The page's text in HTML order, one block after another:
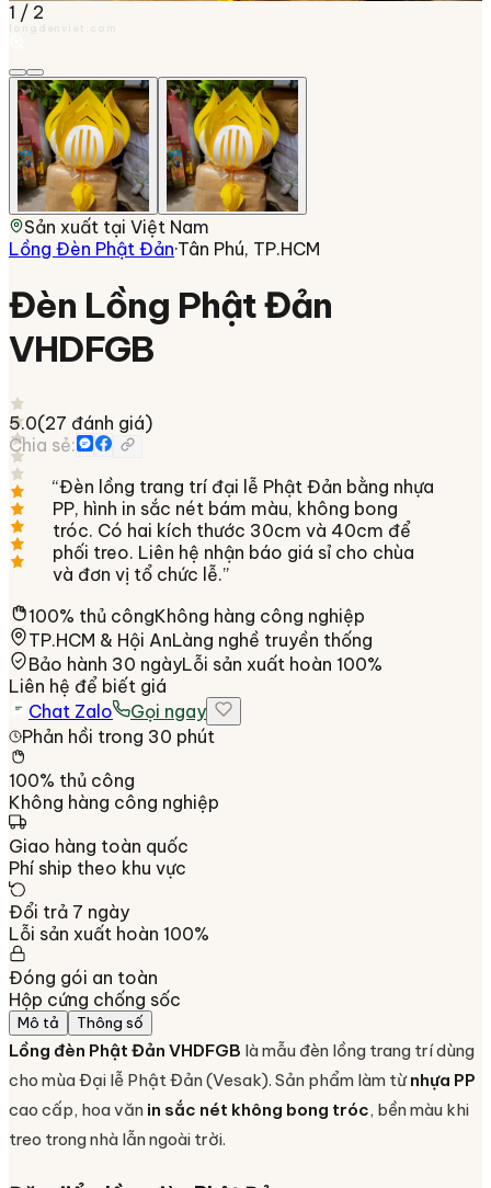
1 / 2
longdenviet.com
Sản xuất tại Việt Nam
Lồng Đèn Phật Đản·Tân Phú, TP.HCM
Đèn Lồng Phật Đản
VHDFGB
5.0(27 đánh giá)
Chia sẻ:
“Đèn lồng trang trí đại lễ Phật Đản bằng nhựa
PP, hình in sắc nét bám màu, không bong
tróc. Có hai kích thước 30cm và 40cm để
phối treo. Liên hệ nhận báo giá sỉ cho chùa
và đơn vị tổ chức lễ.”
100% thủ côngKhông hàng công nghiệp
TP.HCM & Hội AnLàng nghề truyền thống
Bảo hành 30 ngàyLỗi sản xuất hoàn 100%
Liên hệ để biết giá
Chat Zalo
Gọi ngay
Phản hồi trong 30 phút
100% thủ công
Không hàng công nghiệp
Giao hàng toàn quốc
Phí ship theo khu vực
Đổi trả 7 ngày
Lỗi sản xuất hoàn 100%
Đóng gói an toàn
Hộp cứng chống sốc
Mô tả Thông số
Lồng đèn Phật Đản VHDFGB là mẫu đèn lồng trang trí dùng
cho mùa Đại lễ Phật Đản (Vesak). Sản phẩm làm từnhựa PP
cao cấp, hoa văn in sắc nét không bong tróc, bền màu khi
treo trong nhà lẫn ngoài trời.